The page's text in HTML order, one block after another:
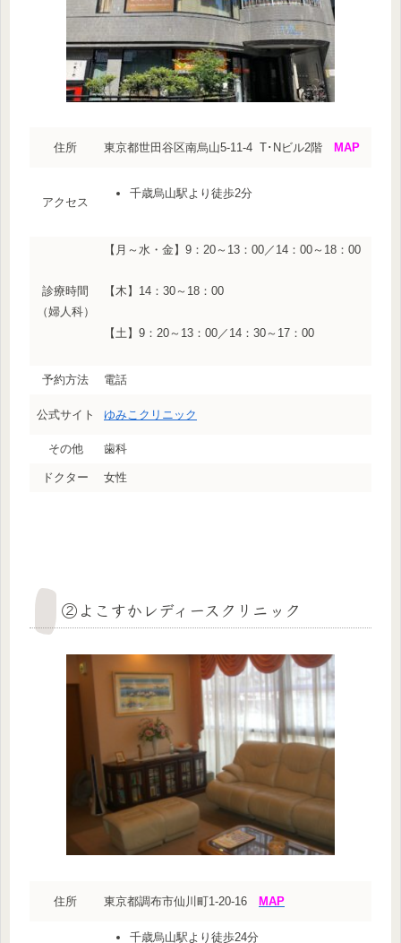
住所 東京都世田谷区南烏山5-11-4 T･Nビル2階 MAP
アクセス
千歳烏山駅より徒歩2分
診療時間
（婦人科）
【月～水・金】9：20～13：00／14：00～18：00
【木】14：30～18：00
【土】9：20～13：00／14：30～17：00
予約方法 電話
公式サイト ゆみこクリニック
その他 歯科
ドクター 女性
②よこすかレディースクリニック
住所 東京都調布市仙川町1-20-16 MAP
千歳烏山駅より徒歩24分